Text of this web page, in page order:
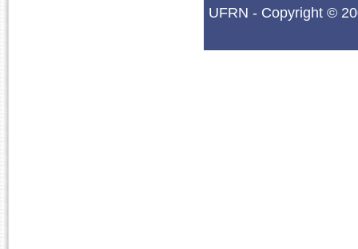
UFRN - Copyright ©